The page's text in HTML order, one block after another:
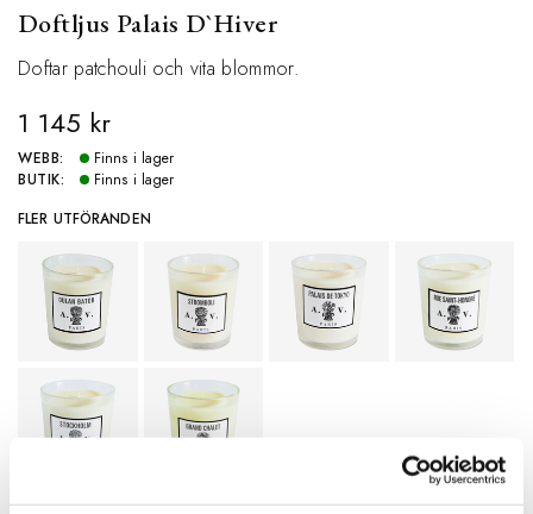
Doftljus Palais D`Hiver
Doftar patchouli och vita blommor.
1 145 kr
WEBB:
Finns i lager
BUTIK:
Finns i lager
FLER UTFÖRANDEN